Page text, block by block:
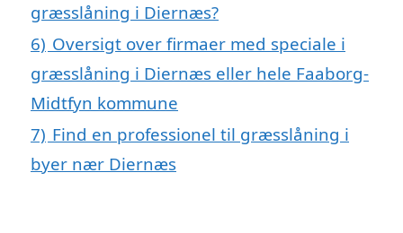
græsslåning i Diernæs?
6) Oversigt over firmaer med speciale i
græsslåning i Diernæs eller hele Faaborg-
Midtfyn kommune
7) Find en professionel til græsslåning i
byer nær Diernæs